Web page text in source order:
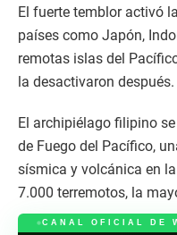
El fuerte temblor activó
países como Japón,
remotas islas del
la desactivaron después.
El archipiélago filipino
de Fuego del Pacífico,
sísmica y volcánica en
7.000 terremotos, la
CANAL OFICIAL DE